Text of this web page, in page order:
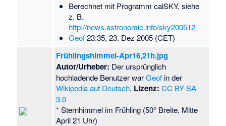
Berechnet mit Programm calSKY, siehe
z. B.
http://news.astronomie.info/sky200512
Geof23:35, 23. Dez 2005 (CET)
Frühlingshimmel-Apr16,21h.jpg
Autor/Urheber: Der ursprünglich
hochladende Benutzer warGeof in der
Wikipedia auf Deutsch, Lizenz: CC BY-SA
3.0
* Sternhimmel im Frühling (50° Breite, Mitte
April 21 Uhr)